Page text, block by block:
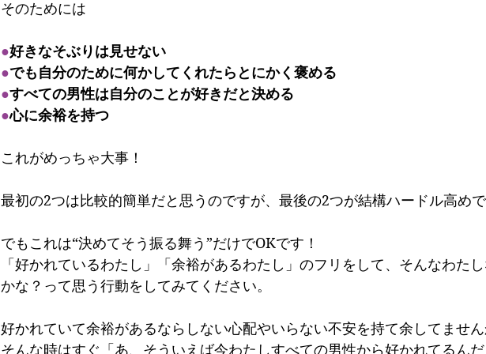
そのためには
●好きなそぶりは見せない
●でも自分のために何かしてくれたらとにかく褒める
●すべての男性は自分のことが好きだと決める
●心に余裕を持つ
これがめっちゃ大事！
最初の2つは比較的簡単だと思うのですが、最後の2つが結構ハードル高め
でもこれは“決めてそう振る舞う”だけでOKです！
「好かれているわたし」「余裕があるわたし」のフリをして、そんなわた
かな？って思う行動をしてみてください。
好かれていて余裕があるならしない心配やいらない不安を持て余してませ
そんな時はすぐ「あ、そういえば今わたしすべての男性から好かれてるん